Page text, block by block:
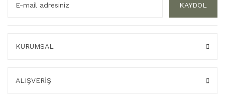
KAYDOL
KURUMSAL
ALIŞVERİŞ